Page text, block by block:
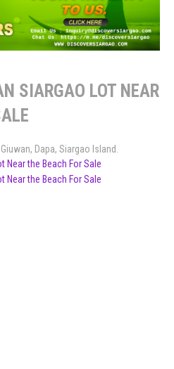
SIARGAO LOT NEAR
Giuwan, Dapa, Siargao Island